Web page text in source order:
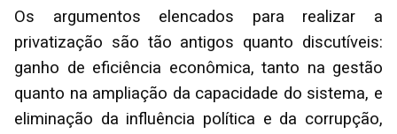
Os argumentos elencados para realizar a
privatização são tão antigos quanto discutíveis:
ganho de eficiência econômica, tanto na gestão
quanto na ampliação da capacidade do sistema, e
eliminação da influência política e da corrupção,